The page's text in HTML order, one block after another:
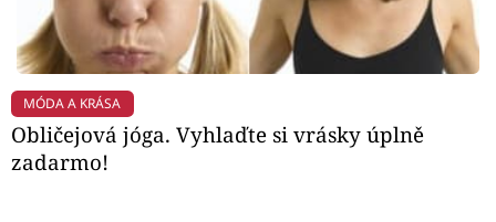
MÓDA A KRÁSA
Obličejová jóga. Vyhlaďte si vrásky úplně
zadarmo!